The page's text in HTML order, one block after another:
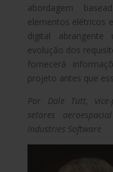
abordagem
elementos elétricos
digital
evolução dos
fornecerá
projeto antes que
Por Dale Tutt,
setores
Industries Software